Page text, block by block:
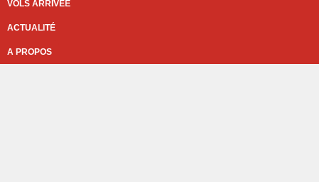
VOLS ARRIVÉE
ACTUALITÉ
A PROPOS